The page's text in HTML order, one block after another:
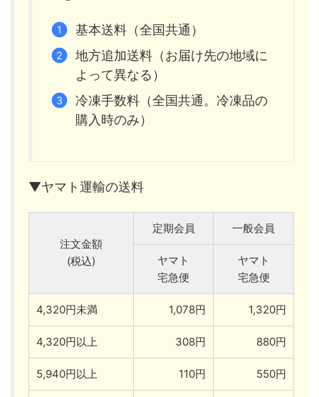
基本送料（全国共通）
地方追加送料（お届け先の地域に
よって異なる）
冷凍手数料（全国共通。冷凍品の
購入時のみ）
▼ヤマト運輸の送料
注文金額
(税込)
定期会員 一般会員
ヤマト
宅急便
ヤマト
宅急便
4,320円未満 1,078円 1,320円
4,320円以上 308円 880円
5,940円以上 110円 550円